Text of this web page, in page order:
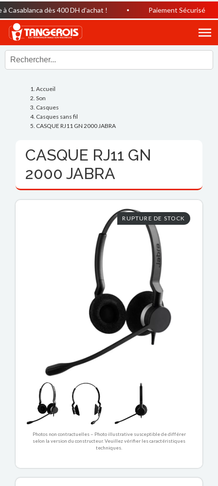
dès 400 DH d’achat ! Paiement Sécurisé
Accueil
Son
Casques
Casques sans fil
CASQUE RJ11 GN 2000 JABRA
CASQUE RJ11 GN
2000 JABRA
RUPTURE DE STOCK
Photos non contractuelles – Photo illustrative susceptible de différer
selon la version du constructeur. Veuillez vérifier les caractéristiques
techniques.